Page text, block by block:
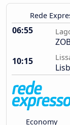
Rede
06:55
10:15
Economy